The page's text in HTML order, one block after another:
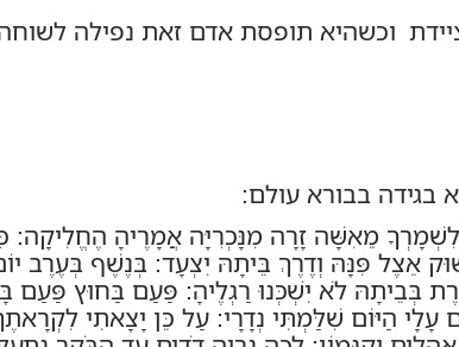
וכשהיא תופסת אדם זאת נפילה
בבורא עולם:
מֵאִשָּׁה זָרָה מִנָּכְרִיָּה אֲמָרֶיהָ הֶחֱלִיקָה:
אֵצֶל פִּנָּהּ וְדֶרֶךְ בֵּיתָהּ יִצְעָד: בְּנֶשֶׁף בְּעֶרֶב
בְּבֵיתָהּ לֹא יִשְׁכְּנוּ רַגְלֶיהָ: פַּעַם בַּחוּץ פַּעַם
עָלָי הַיּוֹם שִׁלַּמְתִּי נְדָרָי: עַל כֵּן יָצָאתִי